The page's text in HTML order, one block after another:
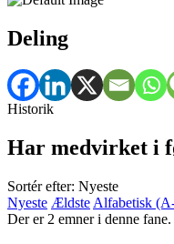
Deling
Historik
Har medvirket i
Sortér efter: Nyeste
Nyeste Ældste Alfabetisk
Der er 2 emner i denne fane.